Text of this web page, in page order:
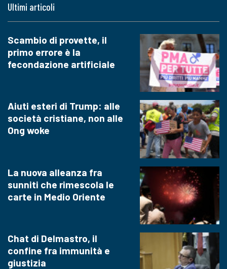
Ultimi articoli
Scambio di provette, il
primo errore è la
fecondazione artificiale
Aiuti esteri di Trump: alle
società cristiane, non alle
Ong woke
La nuova alleanza fra
sunniti che rimescola le
carte in Medio Oriente
Chat di Delmastro, il
confine fra immunità e
giustizia